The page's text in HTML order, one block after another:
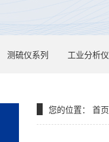
测硫仪系列 工业分析仪
您的位置： 首页